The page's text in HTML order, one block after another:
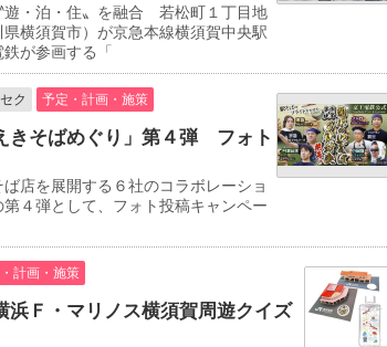
・泊・住〟を融合 若松町１丁目地
横須賀市）が京急本線横須賀中央駅
が参画する「
ク 予定・計画・施策
そばめぐり」第４弾 フォト
店を展開する６社のコラボレーショ
４弾として、フォト投稿キャンペー
計画・施策
Ｆ・マリノス横須賀周遊クイズ